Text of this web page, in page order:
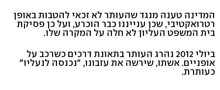
המדינה טענה מנגד שהעותר לא זכאי להטבות באופן
רטרואקטיבי, שכן ענייננו כבר הוכרע, ועל כן פסיקת
בית המשפט העליון לא חלה על המקרה שלו.
ביולי 2012 נהרג העותר בתאונת דרכים כשרכב על
אופניים. אשתו, שירשה את עזבונו, "נכנסה לנעליו"
כעותרת.